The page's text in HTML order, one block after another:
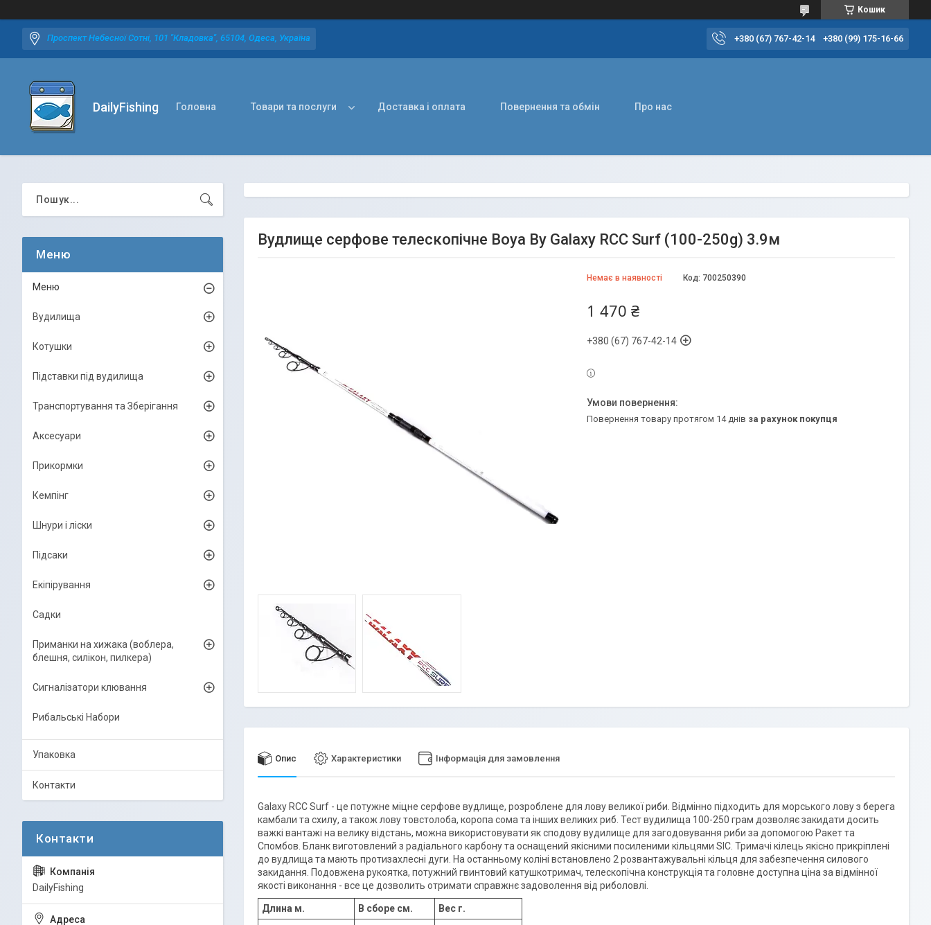
Кошик
Проспект Небесної Сотні, 101 "Кладовка", 65104, Одеса, Україна +380 (67) 767-42-14 +380 (99) 175-16-66
DailyFishing Головна Товари та послуги Доставка і оплата Повернення та обмін Про нас
Вудлище серфове телескопічне Boya By Galaxy RCC Surf (100-250g) 3.9м
Немає в наявності Код: 700250390
1 470 ₴
+380 (67) 767-42-14
повернення товару протягом 14 днів за рахунок покупця
Опис Характеристики Інформація для замовлення
Galaxy RCC Surf - це потужне міцне серфове вудлище, розроблене для лову великої риби. Відмінно підходить для морського лову з берега
камбали та схилу, а також лову товстолоба, коропа сома та інших великих риб. Тест вудилища 100-250 грам дозволяє закидати досить
важкі вантажі на велику відстань, можна використовувати як сподову вудилище для загодовування риби за допомогою Ракет та
Спомбов. Бланк виготовлений з радіального карбону та оснащений якісними посиленими кільцями SIC. Тримачі кілець якісно прикріплені
до вудлища та мають протизахлесні дуги. На останньому коліні встановлено 2 розвантажувальні кільця для забезпечення силового
закидання. Подовжена рукоятка, потужний гвинтовий катушкотримач, телескопічна конструкція та головне доступна ціна за відмінної
якості виконання - все це дозволить отримати справжнє задоволення від риболовлі.
Длина м. В сборе см.
Вес г.
Меню
Вудилища
Котушки
Підставки під вудилища
Транспортування та Зберігання
Аксесуари
Прикормки
Кемпінг
Шнури і ліски
Підсаки
Екіпірування
Садки
Приманки на хижака (воблера,
блешня, силікон, пилкера)
Сигналізатори клювання
Рибальські Набори
Упаковка
Контакти
DailyFishing